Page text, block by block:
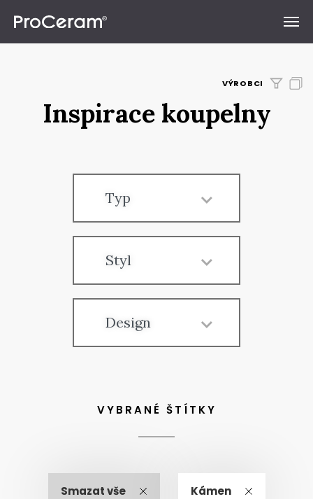
Inspirace koupelny
Typ
Styl
Design
VYBRANÉ ŠTÍTKY
Smazat vše Kámen
VÝROBCI